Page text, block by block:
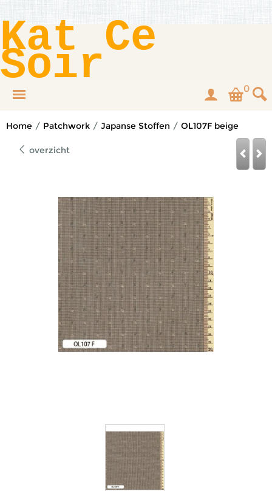
Kat Ce
Soir 0
Home / Patchwork / Japanse Stoffen / OL107F beige
overzicht